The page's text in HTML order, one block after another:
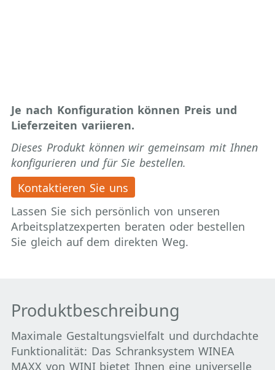
Je nach Konfiguration können Preis und
Lieferzeiten variieren.
Dieses Produkt können wir gemeinsam mit Ihnen
konfigurieren und für Sie bestellen.
Kontaktieren Sie uns
Lassen Sie sich persönlich von unseren
Arbeitsplatzexperten beraten oder bestellen
Sie gleich auf dem direkten Weg.
Produktbeschreibung
Maximale Gestaltungsvielfalt und durchdachte
Funktionalität: Das Schranksystem WINEA
MAXX von WINI bietet Ihnen eine universelle